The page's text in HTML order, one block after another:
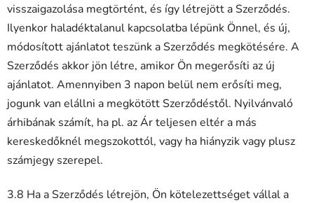
visszaigazolása megtörtént, és így létrejött a Szerződés.
Ilyenkor haladéktalanul kapcsolatba lépünk Önnel, és új,
módosított ajánlatot teszünk a Szerződés megkötésére. A
Szerződés akkor jön létre, amikor Ön megerősíti az új
ajánlatot. Amennyiben 3 napon belül nem erősíti meg,
jogunk van elállni a megkötött Szerződéstől. Nyilvánvaló
árhibának számít, ha pl. az Ár teljesen eltér a más
kereskedőknél megszokottól, vagy ha hiányzik vagy plusz
számjegy szerepel.
3.8 Ha a Szerződés létrejön, Ön kötelezettséget vállal a